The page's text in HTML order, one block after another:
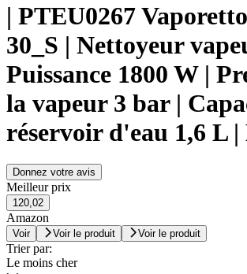
| PTEU0267
30_S | Nettoyeur
Puissance 1800 W |
la vapeur 3 bar |
réservoir d'eau 1,6 L |
Donnez votre avis
Meilleur prix
120,02
Amazon
Voir Voir le produit Voir le produit
Trier par:
Le moins cher